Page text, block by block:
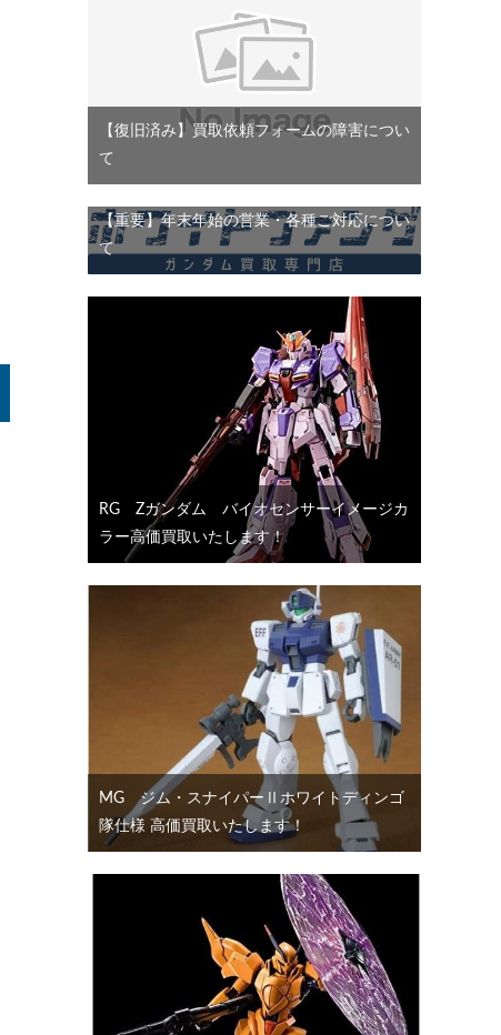
【復旧済み】買取依頼フォームの障害につい
て
【重要】年末年始の営業・各種ご対応につい
て
RG Ζガンダム バイオセンサーイメージカ
ラー高価買取いたします！
MG ジム・スナイパーⅡホワイトディンゴ
隊仕様 高価買取いたします！